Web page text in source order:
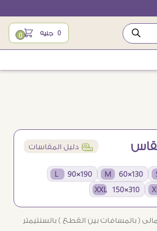
0 جنيه 0
í دليل المقاسات
130×60 M
190×90 L
310×150 XXL
( بالمسافات بين القطع ) بالسنتيمتر